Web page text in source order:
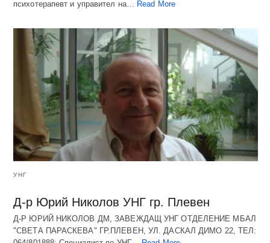
психотерапевт и управител на…
Read More
УНГ
Д-р Юрий Николов УНГ гр. Плевен
Д-Р ЮРИЙ НИКОЛОВ ДМ, ЗАВЕЖДАЩ УНГ ОТДЕЛЕНИЕ МБАЛ
"СВЕТА ПАРАСКЕВА" ГР.ПЛЕВЕН, УЛ. ДАСКАЛ ДИМО 22, ТЕЛ: